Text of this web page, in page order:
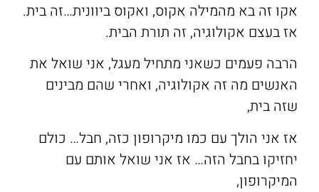
‫אקו זה בא מהמילה אקוס, ‫ואקוס ביוונית…זה בית.
אז בעצם אקולוגיה, זה תורת הבית.
הרבה פעמים כשאני מתחיל מעגל, אני שואל את
האנשים מה זה אקולוגיה, ואחרי שהם מבינים
שזה בית,
אז אני הולך עם כמו מיקרופון כזה, חבל… כולם
יחזיקו בחבל הזה… אז אני שואל אותם עם
המיקרופון,